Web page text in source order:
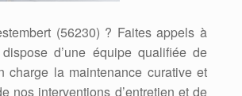
(56230) ? Faites appels à
d’une équipe qualifiée de
charge la maintenance curative et
nos interventions d’entretien et de